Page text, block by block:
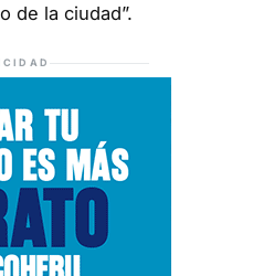
de la ciudad”.